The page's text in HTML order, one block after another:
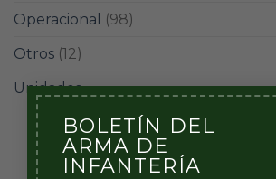
BOLETÍN DEL
ARMA DE
INFANTERÍA
Operacional
(98)
Otros (12)
Unidades